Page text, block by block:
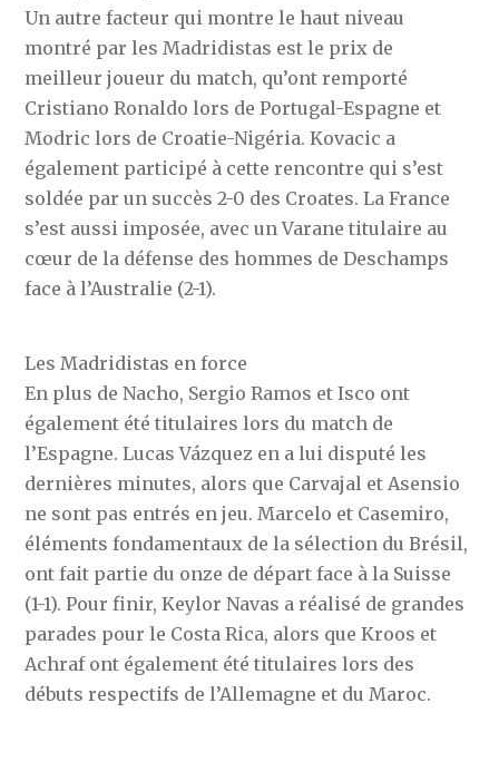
Un autre facteur qui montre le haut niveau
montré par les Madridistas est le prix de
meilleur joueur du match, qu’ont remporté
Cristiano Ronaldo lors de Portugal-Espagne et
Modric lors de Croatie-Nigéria. Kovacic a
également participé à cette rencontre qui s’est
soldée par un succès 2-0 des Croates. La France
s’est aussi imposée, avec un Varane titulaire au
cœur de la défense des hommes de Deschamps
face à l’Australie (2-1).
Les Madridistas en force
En plus de Nacho, Sergio Ramos et Isco ont
également été titulaires lors du match de
l’Espagne. Lucas Vázquez en a lui disputé les
dernières minutes, alors que Carvajal et Asensio
ne sont pas entrés en jeu. Marcelo et Casemiro,
éléments fondamentaux de la sélection du Brésil,
ont fait partie du onze de départ face à la Suisse
(1-1). Pour finir, Keylor Navas a réalisé de grandes
parades pour le Costa Rica, alors que Kroos et
Achraf ont également été titulaires lors des
débuts respectifs de l’Allemagne et du Maroc.